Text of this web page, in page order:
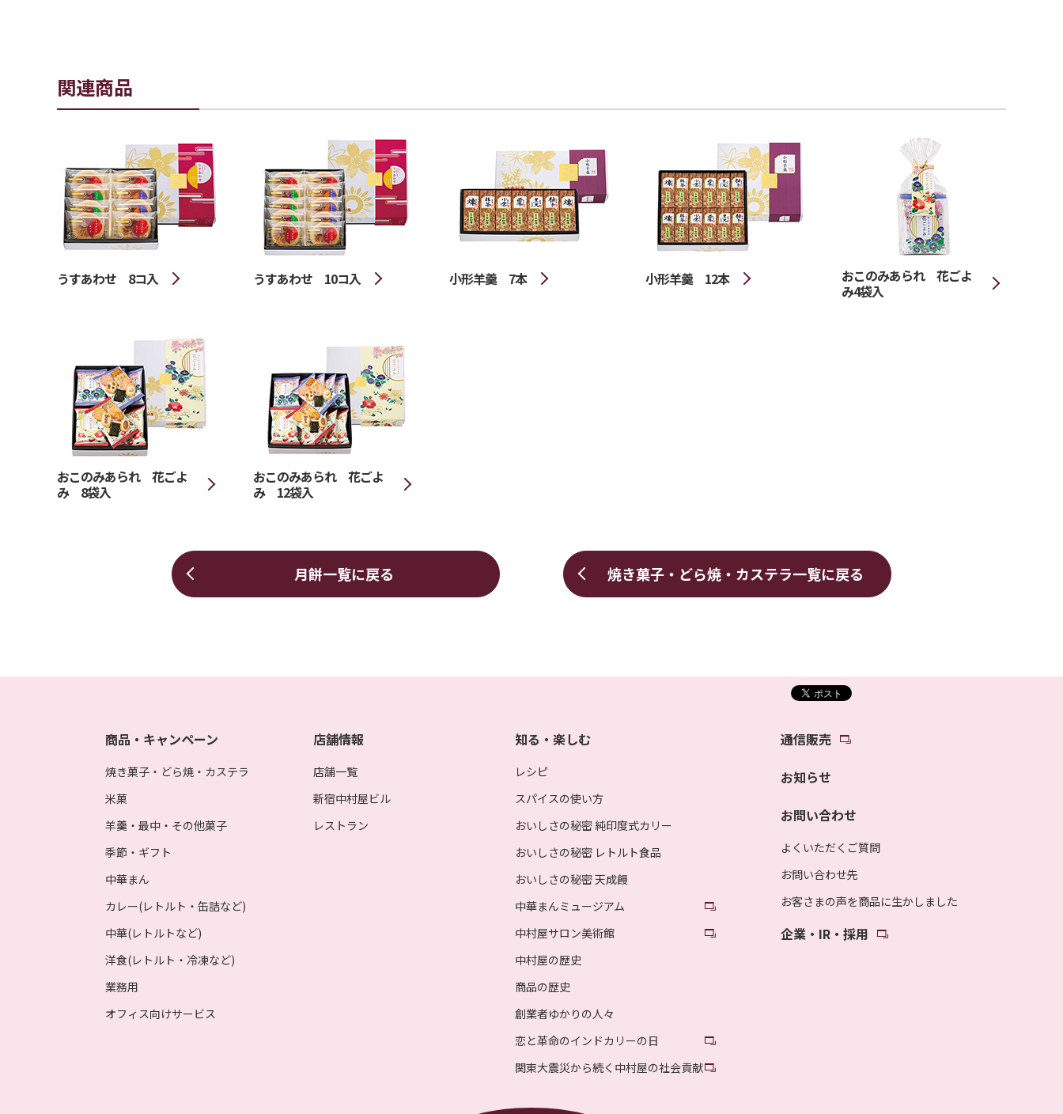
関連商品
うすあわせ 8コ入 うすあわせ 10コ入 小形羊羹 7本 小形羊羹 12本
おこのみあられ 花ごよ
み4袋入
おこのみあられ 花ごよ
み 8袋入
おこのみあられ 花ごよ
み 12袋入
月餅一覧に戻る 焼き菓子・どら焼・カステラ一覧に戻る
商品・キャンペーン
焼き菓子・どら焼・カステラ
米菓
羊羹・最中・その他菓子
季節・ギフト
中華まん
カレー(レトルト・缶詰など)
中華(レトルトなど)
洋食(レトルト・冷凍など)
業務用
オフィス向けサービス
店舗情報
店舗一覧
新宿中村屋ビル
レストラン
知る・楽しむ
レシピ
スパイスの使い方
おいしさの秘密 純印度式カリー
おいしさの秘密 レトルト食品
おいしさの秘密 天成饅
中華まんミュージアム
中村屋サロン美術館
中村屋の歴史
商品の歴史
創業者ゆかりの人々
恋と革命のインドカリーの日
関東大震災から続く中村屋の社会貢献
通信販売
お知らせ
お問い合わせ
よくいただくご質問
お問い合わせ先
お客さまの声を商品に生かしました
企業・IR・採用